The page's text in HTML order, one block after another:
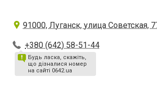
91000, Луганск, улица Советская,
+380 (642) 58-51-44
Будь ласка, скажіть,
що дізналися номер
на сайті 0642.ua